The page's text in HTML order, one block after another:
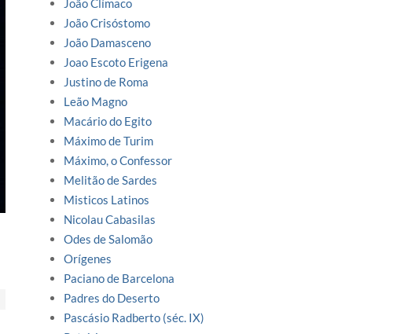
João Clímaco
João Crisóstomo
João Damasceno
Joao Escoto Erigena
Justino de Roma
Leão Magno
Macário do Egito
Máximo de Turim
Máximo, o Confessor
Melitão de Sardes
Misticos Latinos
Nicolau Cabasilas
Odes de Salomão
Orígenes
Paciano de Barcelona
Padres do Deserto
Pascásio Radberto (séc. IX)